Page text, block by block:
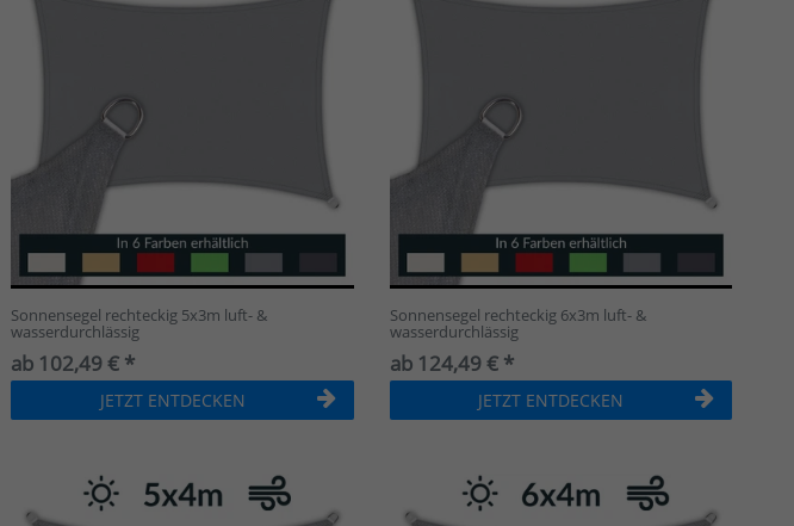
Sonnensegel rechteckig 5x3m luft- &
wasserdurchlässig
ab 102,49 € *
JETZT ENTDECKEN
Sonnensegel rechteckig 6x3m luft- &
wasserdurchlässig
ab 124,49 € *
JETZT ENTDECKEN